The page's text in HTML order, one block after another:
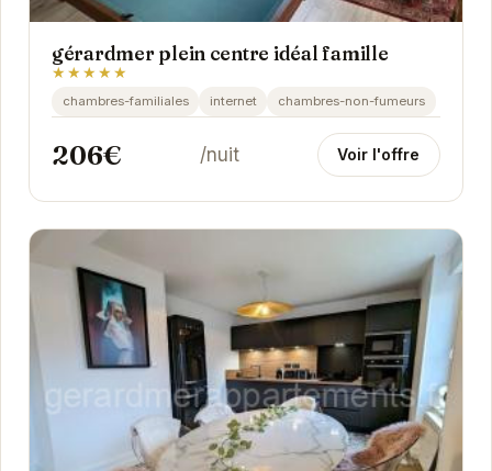
gérardmer plein centre idéal famille
★★★★★
chambres-familiales internet chambres-non-fumeurs
206€ /nuit Voir l'offre